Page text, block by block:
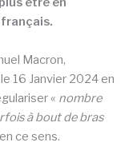
Macron,
16 Janvier 2024 en
« nombre
à bout de bras
ce sens.